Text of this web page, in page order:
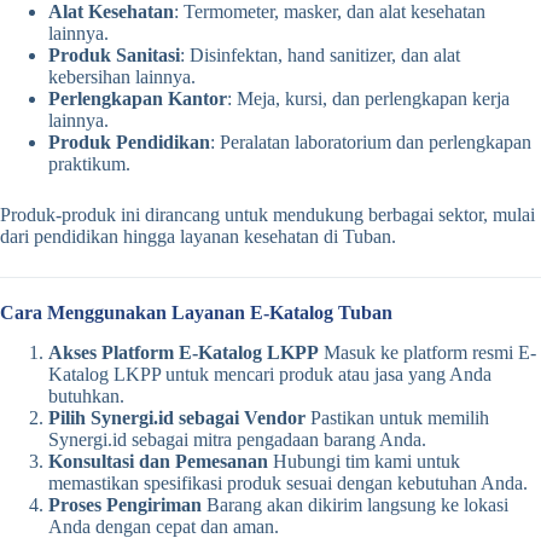
Alat Kesehatan: Termometer, masker, dan alat kesehatan
lainnya.
Produk Sanitasi: Disinfektan, hand sanitizer, dan alat
kebersihan lainnya.
Perlengkapan Kantor: Meja, kursi, dan perlengkapan kerja
lainnya.
Produk Pendidikan: Peralatan laboratorium dan perlengkapan
praktikum.
Produk-produk ini dirancang untuk mendukung berbagai sektor, mulai
dari pendidikan hingga layanan kesehatan di Tuban.
Cara Menggunakan Layanan E-Katalog Tuban
Akses Platform E-Katalog LKPP Masuk ke platform resmi E-
Katalog LKPP untuk mencari produk atau jasa yang Anda
butuhkan.
Pilih Synergi.id sebagai Vendor Pastikan untuk memilih
Synergi.id sebagai mitra pengadaan barang Anda.
Konsultasi dan Pemesanan Hubungi tim kami untuk
memastikan spesifikasi produk sesuai dengan kebutuhan Anda.
Proses Pengiriman Barang akan dikirim langsung ke lokasi
Anda dengan cepat dan aman.